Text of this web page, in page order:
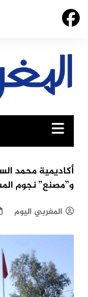
Skip
أكاديمية محمد
و”مصنع” نجوم
المغربي اليوم